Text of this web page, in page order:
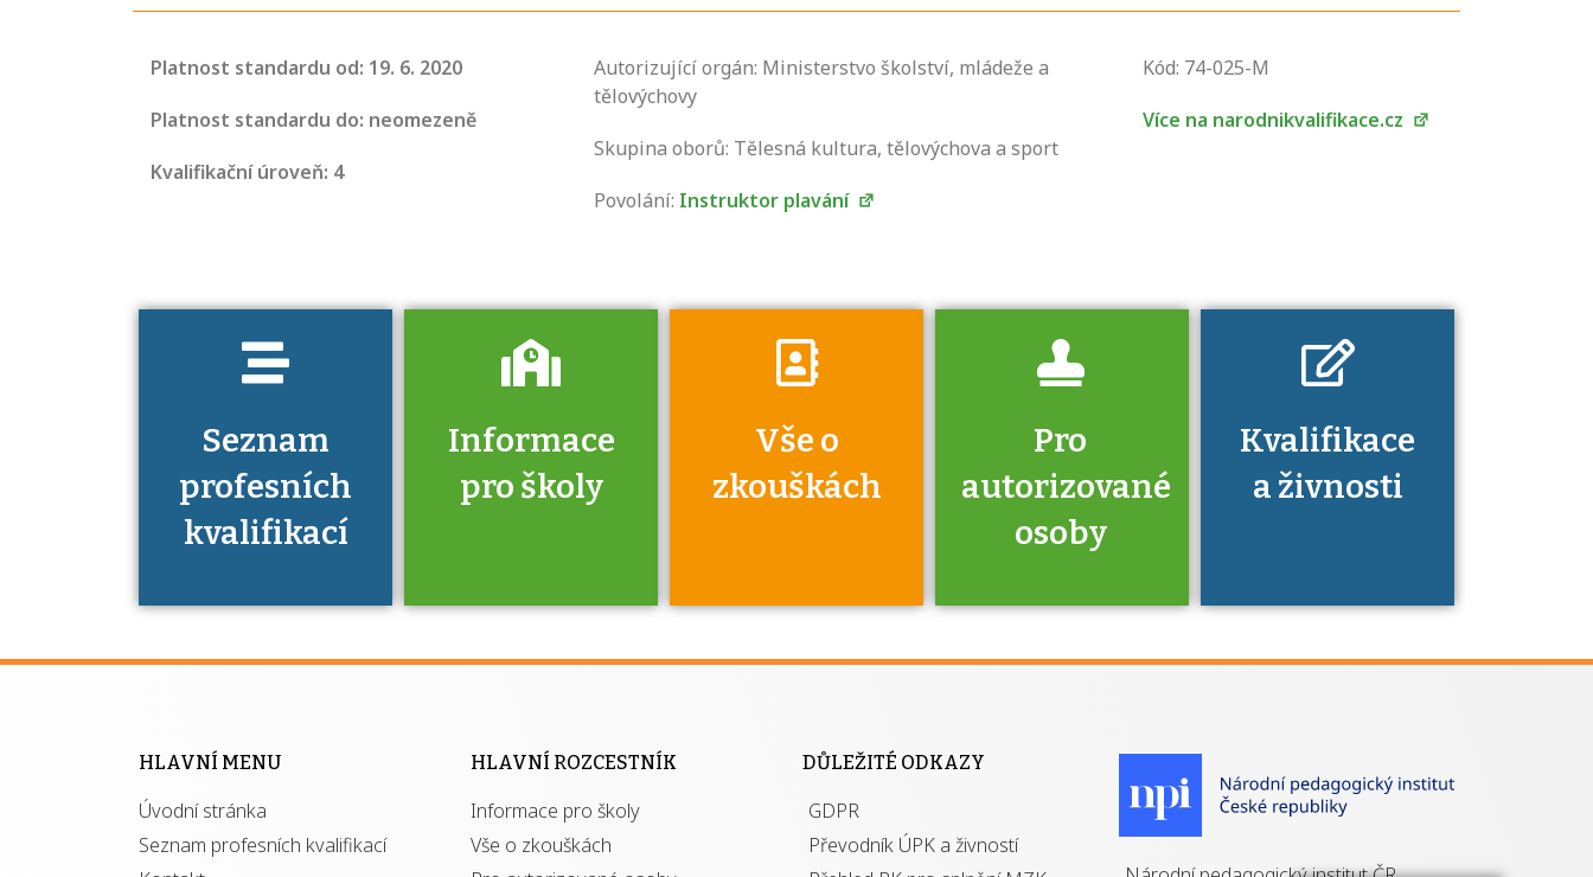
Platnost standardu od: 19. 6. 2020
Platnost standardu do: neomezeně
Kvalifikační úroveň: 4
Autorizující orgán: Ministerstvo školství, mládeže a
tělovýchovy
Skupina oborů: Tělesná kultura, tělovýchova a sport
Povolání: Instruktor plavání
Kód: 74-025-M
Více na narodnikvalifikace.cz
Seznam
profesních
kvalifikací
Projděte si
profesních
jaké dovednosti
Informace
pro školy
Víte, že jako škola
kvalifikací jisté
získávání
autorizací?
Vše o
zkouškách
zkoušce a kde
o tom, kdo vás
Pro
autorizované
osoby
výhody má získání
Kvalifikace
a živnosti
určitá kvalifikace.
HLAVNÍ MENU
Úvodní stránka
Seznam profesních kvalifikací
HLAVNÍ ROZCESTNÍK
Informace pro školy
Vše o zkouškách
DŮLEŽITÉ ODKAZY
GDPR
Převodník ÚPK a živností